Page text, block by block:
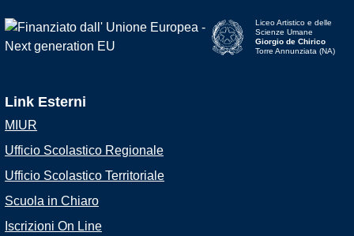
Liceo Artistico e delle
Scienze Umane
Giorgio de Chirico
Torre Annunziata (NA)
Link Esterni
MIUR
Ufficio Scolastico Regionale
Ufficio Scolastico Territoriale
Scuola in Chiaro
Iscrizioni On Line